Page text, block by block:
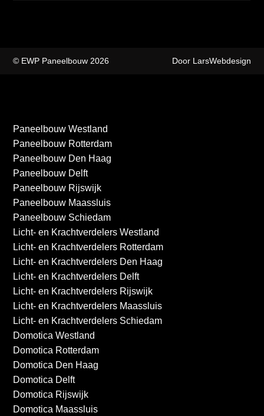
© EWP Paneelbouw 2026 Door LarsWebdesign
Paneelbouw Westland
Paneelbouw Rotterdam
Paneelbouw Den Haag
Paneelbouw Delft
Paneelbouw Rijswijk
Paneelbouw Maassluis
Paneelbouw Schiedam
Licht- en Krachtverdelers Westland
Licht- en Krachtverdelers Rotterdam
Licht- en Krachtverdelers Den Haag
Licht- en Krachtverdelers Delft
Licht- en Krachtverdelers Rijswijk
Licht- en Krachtverdelers Maassluis
Licht- en Krachtverdelers Schiedam
Domotica Westland
Domotica Rotterdam
Domotica Den Haag
Domotica Delft
Domotica Rijswijk
Domotica Maassluis